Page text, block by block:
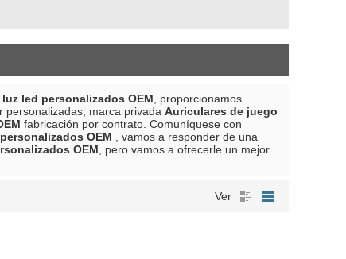
led personalizados OEM , proporcionamos
personalizadas, marca privada Auriculares de juego
fabricación por contrato. Comuníquese con
OEM , vamos a responder de una
OEM , pero vamos a ofrecerle un mejor
Ver